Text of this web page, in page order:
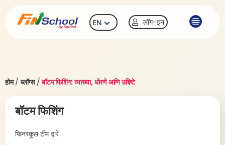
EN लॉग-इन
होम/ब्लॉग्स/बॉटम फिशिंग: व्याख्या, धोरणे आणि उद्दिष्टे
बॉटम फिशिंग
फिनस्कूल टीमद्वारे